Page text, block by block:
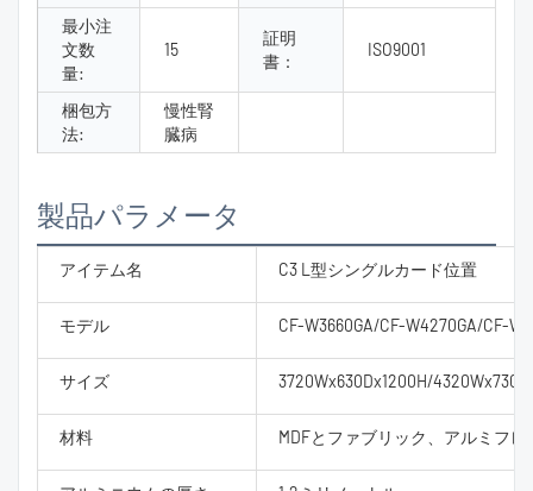
最小注
文数
量:
15
証明
書：
ISO9001
梱包方
法:
慢性腎
臓病
製品パラメータ
アイテム名 C3 L型シングルカード位置
モデル CF-W3660GA/CF-W4270GA/CF-
サイズ 3720Wx630Dx1200H/
材料 MDFとファブリック、アルミフレ